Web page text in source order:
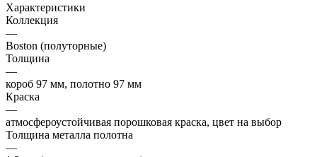
Характеристики
Коллекция
—
Boston (полуторные)
Толщина
—
короб 97 мм, полотно 97 мм
Краска
—
атмосфероустойчивая порошковая краска, цвет на выбор
Толщина металла полотна
—